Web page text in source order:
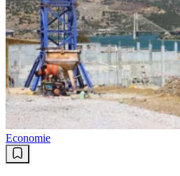
Economie